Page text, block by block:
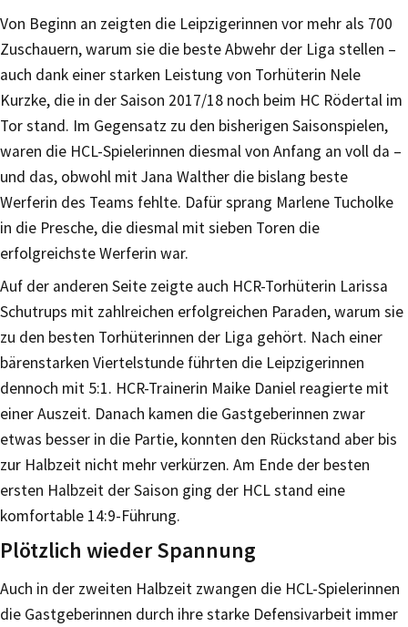
Von Beginn an zeigten die Leipzigerinnen vor mehr als 700
Zuschauern, warum sie die beste Abwehr der Liga stellen –
auch dank einer starken Leistung von Torhüterin Nele
Kurzke, die in der Saison 2017/18 noch beim HC Rödertal im
Tor stand. Im Gegensatz zu den bisherigen Saisonspielen,
waren die HCL-Spielerinnen diesmal von Anfang an voll da –
und das, obwohl mit Jana Walther die bislang beste
Werferin des Teams fehlte. Dafür sprang Marlene Tucholke
in die Presche, die diesmal mit sieben Toren die
erfolgreichste Werferin war.
Auf der anderen Seite zeigte auch HCR-Torhüterin Larissa
Schutrups mit zahlreichen erfolgreichen Paraden, warum sie
zu den besten Torhüterinnen der Liga gehört. Nach einer
bärenstarken Viertelstunde führten die Leipzigerinnen
dennoch mit 5:1. HCR-Trainerin Maike Daniel reagierte mit
einer Auszeit. Danach kamen die Gastgeberinnen zwar
etwas besser in die Partie, konnten den Rückstand aber bis
zur Halbzeit nicht mehr verkürzen. Am Ende der besten
ersten Halbzeit der Saison ging der HCL stand eine
komfortable 14:9-Führung.
Plötzlich wieder Spannung
Auch in der zweiten Halbzeit zwangen die HCL-Spielerinnen
die Gastgeberinnen durch ihre starke Defensivarbeit immer